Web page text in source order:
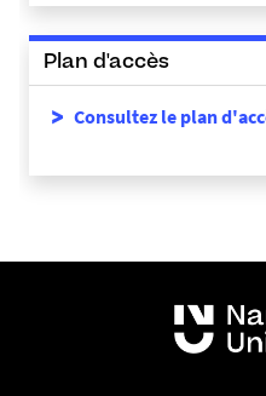
Plan d'accès
Consultez le plan